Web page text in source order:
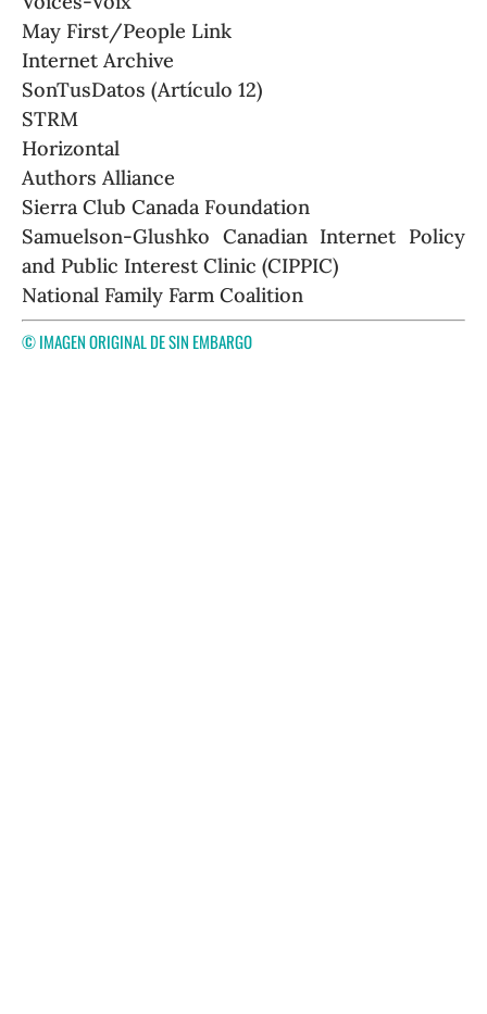
May First/People Link
Internet Archive
SonTusDatos (Artículo 12)
STRM
Horizontal
Authors Alliance
Sierra Club Canada Foundation
Samuelson-Glushko Canadian Internet Policy
and Public Interest Clinic (CIPPIC)
National Family Farm Coalition
© IMAGEN ORIGINAL DESIN EMBARGO